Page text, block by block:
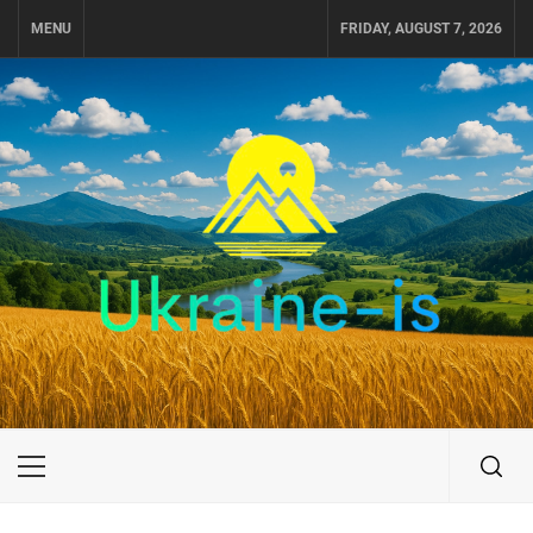
MENU FRIDAY, AUGUST 7, 2026
UKRAINE-IS
ПОДОРОЖI ПО УКРАЇНІ
Primary